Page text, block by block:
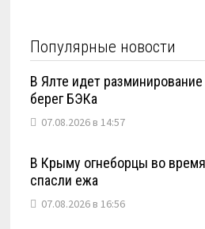
Популярные новости
В Ялте идет
берег БЭКа
07.08.2026 в 14:57
В Крыму огнеборцы во
спасли ежа
07.08.2026 в 16:56